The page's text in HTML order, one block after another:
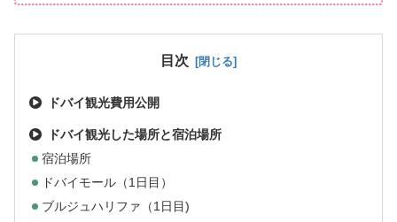
目次
ドバイ観光費用公開
ドバイ観光した場所と宿泊場所
宿泊場所
ドバイモール（1日目）
ブルジュハリファ（1日目)